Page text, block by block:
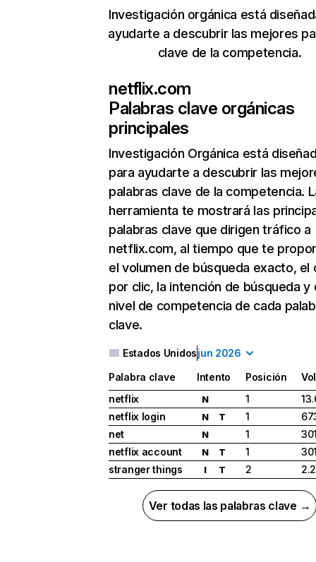
Investigación orgánica está
ayudarte a descubrir las mejores
clave de la competencia.
netflix.com
Palabras clave orgánicas
principales
Investigación Orgánica está
para ayudarte a descubrir las
palabras clave de la competencia.
herramienta te mostrará las
palabras clave que dirigen tráfico a
netflix.com, al tiempo que te
el volumen de búsqueda exacto, el
por clic, la intención de búsqueda y
nivel de competencia de cada
clave.
Estados Unidosjun 2026
Palabra clave Intento Posición
netflix
N 1
netflix login
N T 1
net
N 1
netflix account
N T 1
stranger things
I T 2
Ver todas las palabras clave →